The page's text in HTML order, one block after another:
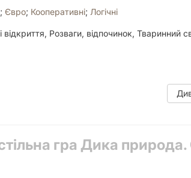
; Євро; Кооперативні; Логічні
відкриття, Розваги, відпочинок, Тваринний
Cooperative Game, End Game Bonuses,
гра Дика